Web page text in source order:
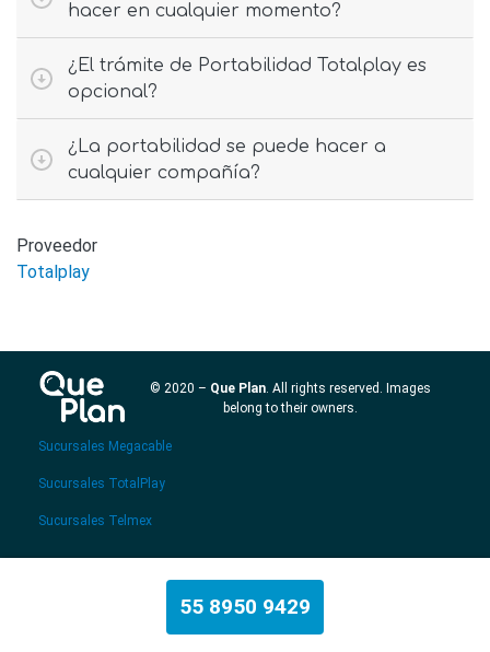
hacer en cualquier momento?
¿El trámite de Portabilidad Totalplay es
opcional?
¿La portabilidad se puede hacer a
cualquier compañía?
Proveedor
Totalplay
55 8950 9429
© 2020 – Que Plan. All rights reserved. Images
belong to their owners.
Sucursales Megacable
Sucursales TotalPlay
Sucursales Telmex